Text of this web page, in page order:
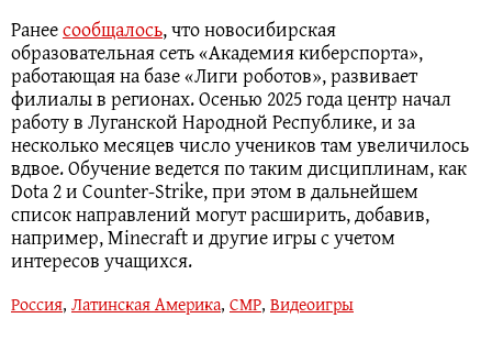
Ранеесообщалось, что новосибирская
образовательная сеть «Академия киберспорта»,
работающая на базе «Лиги роботов», развивает
филиалы в регионах. Осенью 2025 года центр начал
работу в Луганской Народной Республике, и за
несколько месяцев число учеников там увеличилось
вдвое. Обучение ведется по таким дисциплинам, как
Dota 2 и Counter-Strike, при этом в дальнейшем
список направлений могут расширить, добавив,
например, Minecraft и другие игры с учетом
интересов учащихся.
Россия, Латинская Америка, СМР, Видеоигры